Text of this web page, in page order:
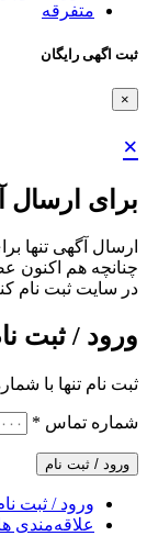
متفرقه
ثبت اگهی رایگان
×
×
برای ارسال
ارسال آگهی تنها
چنانچه هم‌ اکنون
در سایت ثبت نام
ورود / ثبت
ثبت نام تنها با
شماره تماس *
ورود / ثبت نام
ورود / ثبت
علاقه‌مندی ها